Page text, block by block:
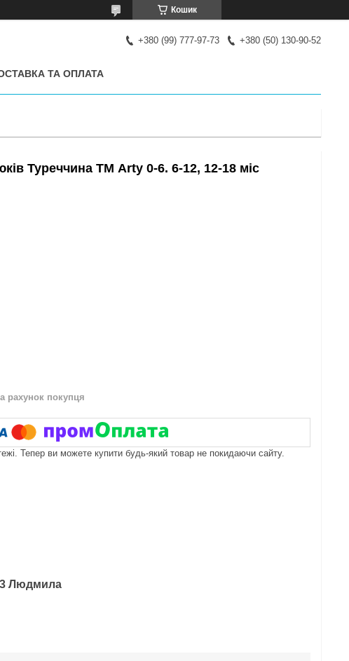
Кошик
+380 (99) 777-97-73 +380 (50) 130-90-52
ТА ОПЛАТА
Туреччина ТМ Arty 0-6. 6-12, 12-18 міс
рахунок покупця
Тепер ви можете купити будь-який товар не покидаючи сайту.
Людмила